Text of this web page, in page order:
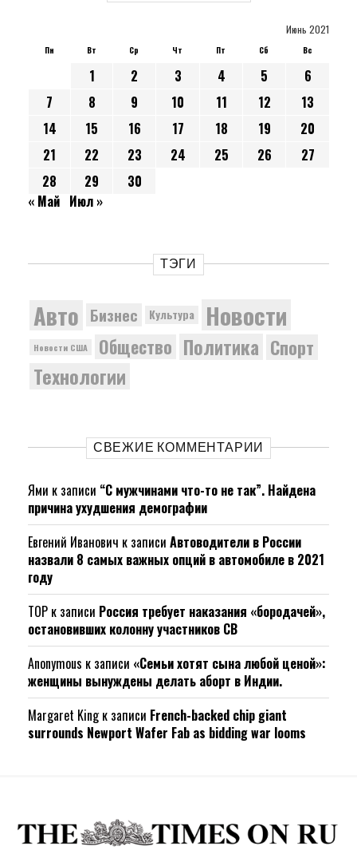
Июнь 2021
Пн Вт Ср Чт Пт Сб Вс
1 2 3 4 5
6
7
8 9 10 11 12
13
14
15 16 17 18 19
20
21
22 23 24 25 26
27
28
29
30
« Май Июл »
ТЭГИ
Авто Бизнес Культура Новости
Новости США Общество Политика Спорт
Технологии
СВЕЖИЕ КОММЕНТАРИИ
Ями к записи “С мужчинами что-то не так”. Найдена
причина ухудшения демографии
Евгений Иванович к записи Автоводители в России
назвали 8 самых важных опций в автомобиле в 2021
году
ТОР к записи Россия требует наказания «бородачей»,
остановивших колонну участников СВ
Anonymous к записи «Семьи хотят сына любой ценой»:
женщины вынуждены делать аборт в Индии.
Margaret Kingк записи French-backed chip giant
surrounds Newport Wafer Fab as bidding war looms